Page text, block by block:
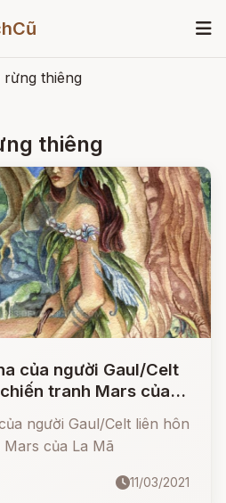
rừng thiêng
thiêng
của người Gaul/Celt
tranh Mars của
người Gaul/Celt liên hôn
của La Mã
11/03/2021